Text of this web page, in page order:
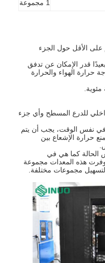
1 مجموعة
هناك مساحة 300 ملم على الأقل حول الجزء
قدر الإمكان عن تدفق
حرارة الهواء والحرارة
للدرع المسطح وأي جزء
في نفس الوقت، يجب أن يتم
حرارة الإشعاع بين
الحالة كما هي في
وفرت هذه المعدات مجموعة
مجموعات مختلفة.